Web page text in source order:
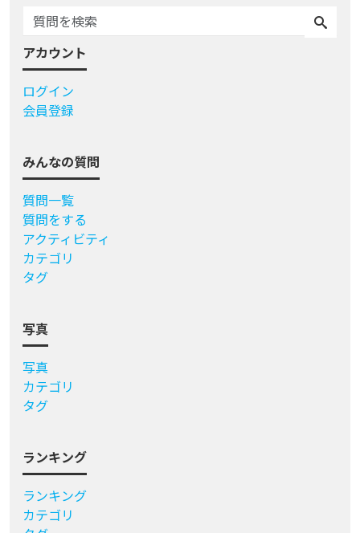
アカウント
ログイン
会員登録
みんなの質問
質問一覧
質問をする
アクティビティ
カテゴリ
タグ
写真
写真
カテゴリ
タグ
ランキング
ランキング
カテゴリ